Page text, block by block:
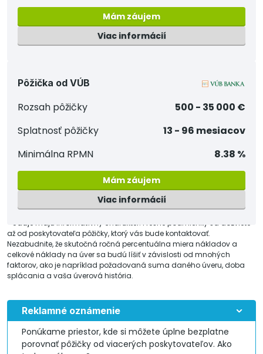
Mám záujem
Viac informácií
Pôžička od VÚB
Rozsah pôžičky
500 - 35 000 €
Splatnosť pôžičky
13 - 96 mesiacov
Minimálna RPMN
8.38 %
Mám záujem
Viac informácií
* Údaje majú informatívny charakter. Presné podmienky sa dozviete
až od poskytovateľa pôžičky, ktorý vás bude kontaktovať.
Nezabudnite, že skutočná ročná percentuálna miera nákladov a
celkové náklady na úver sa budú líšiť v závislosti od mnohých
faktorov, ako je napríklad požadovaná suma daného úveru, doba
splácania a vaša úverová história.
Reklamné oznámenie
Ponúkame priestor, kde si môžete úplne bezplatne
porovnať pôžičky od viacerých poskytovateľov. Ako